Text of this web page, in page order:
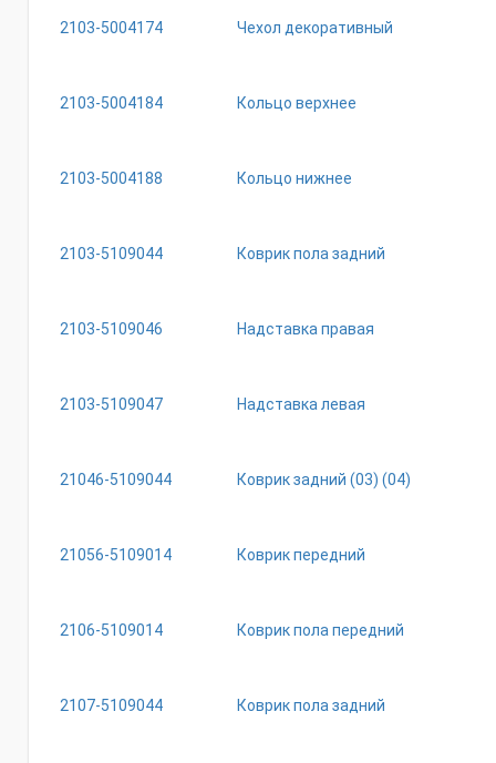
2103-5004174 Чехол декоративный
2103-5004184 Кольцо верхнее
2103-5004188 Кольцо нижнее
2103-5109044 Коврик пола задний
2103-5109046 Надставка правая
2103-5109047 Надставка левая
21046-5109044 Коврик задний (03) (04)
21056-5109014 Коврик передний
2106-5109014 Коврик пола передний
2107-5109044 Коврик пола задний